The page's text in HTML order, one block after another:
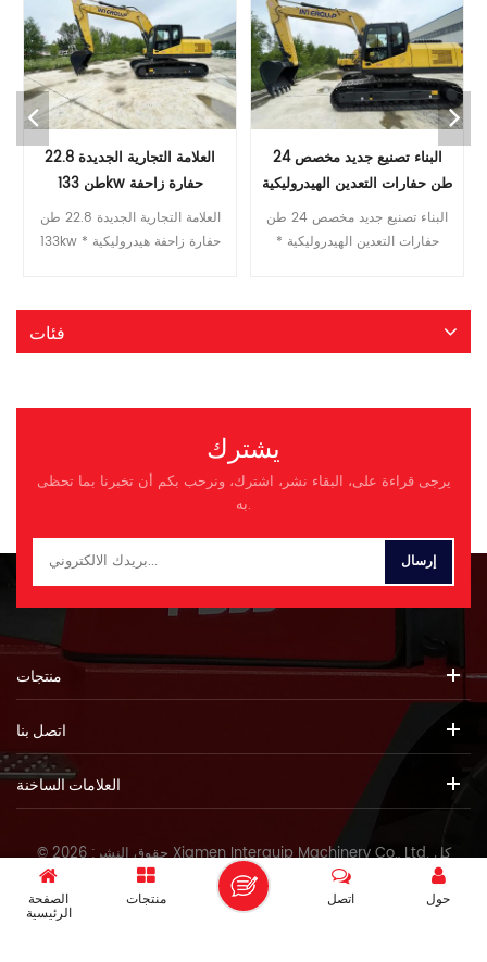
العلامة التجارية الجديدة 22.8
طن 133kw حفارة زاحفة
هيدروليكية
العلامة التجارية الجديدة 22.8 طن 133kw حفارة زاحفة هيدروليكية * التكوين الأساسي من الدرجة الأولى الراقية يتوافق مع محرك Cummins للانبعاثات من المرحلة III، بقوة ممتازة يتوافق محرك ايسوزو مع انبعاثات المرحلة الثالثة، مما يوفر الوقود والطاقة. العلامة التجارية الدولية المضخة الرئيسية والصمام الرئيسي تضمن المكونات الهيدروليكية ذات العلامة التجارية العالمية الموثوقية العالية للنظام الهيدروليكي * موثوقية ومتانة أعلى مزيد من الموثوقية والمتانة جسم متين وعالي القوة الأجزاء الهيكلية لذراع الرافعة والعصا والدلو معززة * المزيد من الراحة المنسقة كابينة جديدة صامتة ومريحة وصلبة للغاية شاشة LCD ملونة للمراقبة والصيانة المريحة أوضاع تشغيل متعددة متاحة تحديد نموذج وحدة إي تي كيو 220.9 وزن التشغيل طن 22.8 قدرة دلو م³ 1.0 نوع المحرك 五十铃4HK1X أحدث QSB7.0 القوة المصنفة كيلووات/ص/دقيقة 133/2000 124/1800 حجم خزان الوقود ل 420 سرعة السفر كم/ساعة 5.2/3.5 سرعة التأرجح ص / دقيقة 11.5 أقصى درجة تسلق ° 70 قوة حفر الجرافة عند القدرة القصوى ISO كن 157 متوسط ​​الضغط الأرضي الجيش الشعبي الكوري 46.5 نموذج المضخة الهيدروليكية إن لاين V90N130 كيه بي إم 3V112DT الحد الأقصى للتدفق لتر/دقيقة 250*2 228*2 ضبط الضغط الآلام والكروب الذهنية 37 حجم الخزان الهيدروليكي ل 246 الطول الإجمالي مم 9560 ب العرض الكلي مم 2980 C الارتفاع الكلي ( حتى أعلى ذراع الرافعة ) مم 3040 D الارتفاع الإجمالي ( إلى أعلى الكابينة ) مم 3120 E الخلوص الأرضي الموازن مم 1065 واو دقيقة. تطهير الأرض مم 466 G نصف قطر تأرجح الذيل مم 2720 H طول التأريض للمسار مم 3445 طول المسار J مم 4260 مقياس المسار K مم 2380 عرض المسار L مم 2980 عرض حذاء المسار M مم 600 N عرض القرص الدوار مم 2700 يا ماكس. ارتفاع الحفر مم 9275 ف ماكس. ارتفاع الإغراق مم 6560 س ماكس. عمق الحفر مم 6515 آر ماكس. عمق حفر الجدار العمودي مم 5915 اس ماكس. عمق الحفر لمستوى أفقي 2.5 متر مم 6380 تي ماكس. الوصول إلى الحفر مم 9865 U Max.digging يصل إلى مستوى الأرض مم 9680 الخامس دقيقة. نصف قطر التأرجح مم 3630 دبليو ماكس. الارتفاع في نصف قطر التأرجح الأدنى مم 7670 X المسافة من مركز التأرجح إلى الخلف مم 2720 Z ارتفاع الثقل الموازن مم 2120
البناء تصنيع جديد مخصص 24
طن حفارات التعدين الهيدروليكية
البناء تصنيع جديد مخصص 24 طن حفارات التعدين الهيدروليكية * التكوين الأساسي من الدرجة الأولى الراقية يتوافق مع محرك Cummins للانبعاثات من المرحلة III، بقوة ممتازة يتوافق محرك ايسوزو مع انبعاثات المرحلة الثالثة، مما يوفر الوقود والطاقة. العلامة التجارية الدولية المضخة الرئيسية والصمام الرئيسي تضمن المكونات الهيدروليكية ذات العلامة التجارية العالمية الموثوقية العالية للنظام الهيدروليكي * موثوقية ومتانة أعلى مزيد من الموثوقية والمتانة جسم متين وعالي القوة الأجزاء الهيكلية لذراع الرافعة والعصا والدلو معززة * المزيد من الراحة المنسقة كابينة جديدة صامتة ومريحة وصلبة للغاية شاشة LCD ملونة للمراقبة والصيانة المريحة أوضاع تشغيل متعددة متاحة تحديد نموذج وحدة ITQ 240.9 وزن التشغيل طن 24 قدرة دلو م³ 1.2 نوع المحرك أحدث QSB7.0 القوة المصنفة كيلووات/ص/دقيقة 142/1950 حجم خزان الوقود ل 420 سرعة السفر كم/ساعة 5.2/3.5 سرعة التأرجح ص / دقيقة 11 أقصى درجة تسلق ° 70 قوة حفر الجرافة عند القدرة القصوى ISO كن 172 متوسط ​​الضغط الأرضي الجيش الشعبي الكوري 49.4 نموذج المضخة الهيدروليكية كيه بي إم K3V112DT الحد الأقصى للتدفق لتر/دقيقة 228x2 ضبط الضغط الآلام والكروب الذهنية 37 حجم الخزان الهيدروليكي ل 246 الطول الإجمالي مم 9850 ب العرض الكلي مم 2980 C الارتفاع الكلي ( حتى أعلى ذراع الرافعة ) مم 3190 D الارتفاع الإجمالي ( إلى أعلى الكابينة ) مم 3120 E الخلوص الأرضي الموازن مم 1065 واو دقيقة. تطهير الأرض مم 440 G نصف قطر تأرجح الذيل مم 2810 H طول التأريض للمسار مم 3640 طول المسار J مم 4450 مقياس المسار K مم 2380 عرض المسار L مم 2980 عرض حذاء المسار M مم 600 N عرض القرص الدوار مم 2700 يا ماكس. ارتفاع الحفر مم 9310 ف ماكس. ارتفاع الإغراق مم 6440 س ماكس. عمق الحفر مم 6875 آر ماكس. عمق حفر الجدار العمودي مم 5860 اس ماكس. عمق الحفر لمستوى أفقي 2.5 متر مم 6680 تي ماكس. الوصول إلى الحفر مم 10170 U Max.digging يصل إلى مستوى الأرض مم 9990 الخامس دقيقة. نصف قطر التأرجح مم 3975 دبليو ماكس. الارتفاع في نصف قطر التأرجح الأدنى مم 7775 X المسافة من مركز التأرجح إلى الخلف مم 2810 Z ارتفاع الثقل الموازن مم 2120 A1 طول التأريض (في النقل) مم 5360 طول الذراع
فئات
يشترك
يرجى قراءة على، البقاء نشر، اشترك، ونرحب بكم أن تخبرنا بما تحظى
به.
منتجات
اتصل بنا
العلامات الساخنة
© حقوق النشر: 2026 Xiamen Interquip Machinery Co., Ltd. كل
IPv6 دعم الشبكة
الصفحة
الرئيسية
منتجات حول اتصل